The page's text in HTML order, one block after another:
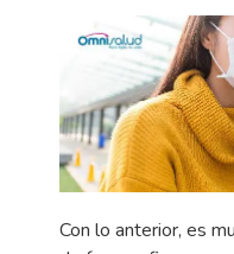
Con lo anterior, es